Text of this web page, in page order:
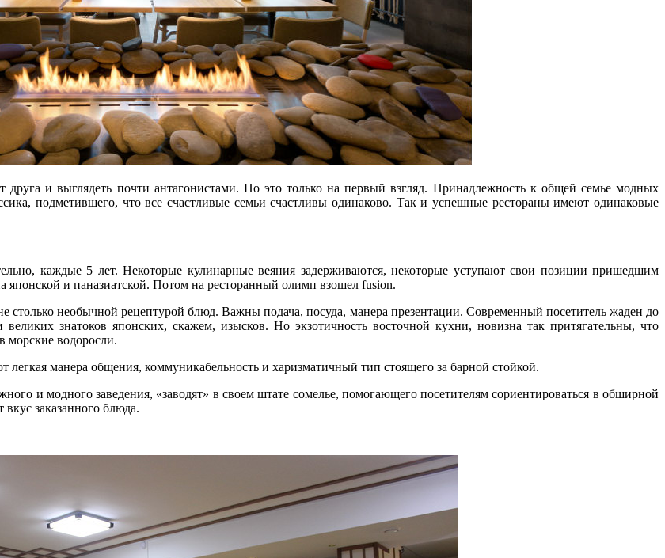
друга и выглядеть почти антагонистами. Но это только на первый взгляд. Принадлежность к общей семье модных
подметившего, что все счастливые семьи счастливы одинаково. Так и успешные рестораны имеют одинаковые
каждые 5 лет. Некоторые кулинарные веяния задерживаются, некоторые уступают свои позиции пришедшим
японской и паназиатской. Потом на ресторанный олимп взошел fusion.
столько необычной рецептурой блюд. Важны подача, посуда, манера презентации. Современный посетитель жаден до
знатоков японских, скажем, изысков. Но экзотичность восточной кухни, новизна так притягательны, что
морские водоросли.
манера общения, коммуникабельность и харизматичный тип стоящего за барной стойкой.
и модного заведения, «заводят» в своем штате сомелье, помогающего посетителям сориентироваться в обширной
заказанного блюда.